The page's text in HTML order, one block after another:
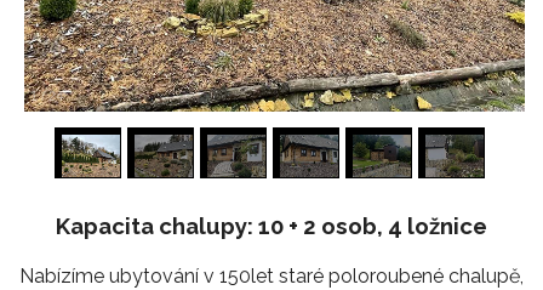
1/24
Kapacita chalupy: 10 + 2 osob, 4 ložnice
Nabízíme ubytování v 150let staré poloroubené chalupě,